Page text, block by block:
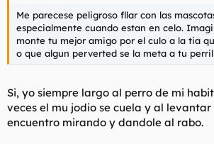
Me parecese peligroso fllar con las
especialmente cuando estan en celo.
monte tu mejor amigo por el culo a la tia
o que algun perverted se la meta a tu
Si, yo siempre largo al perro de mi
veces el mu jodio se cuela y al
encuentro mirando y dandole al rabo.